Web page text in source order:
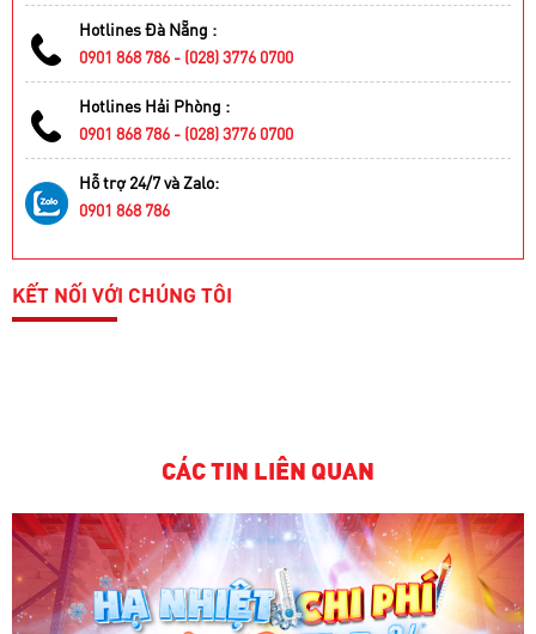
Hotlines Đà Nẵng :
0901 868 786 - (028) 3776 0700
Hotlines Hải Phòng :
0901 868 786 - (028) 3776 0700
Hỗ trợ 24/7 và Zalo:
0901 868 786
KẾT NỐI VỚI CHÚNG TÔI
CÁC TIN LIÊN QUAN